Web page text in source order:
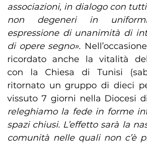
associazioni, in dialogo con
non degeneri in
espressione di unanimità di
di opere segno».
ricordato anche la vitalità
con la Chiesa di Tunisi
ritornato un gruppo di dieci
vissuto 7 giorni nella Diocesi
releghiamo la fede in forme
spazi chiusi. L’effetto sarà la
comunità nelle quali non c’è